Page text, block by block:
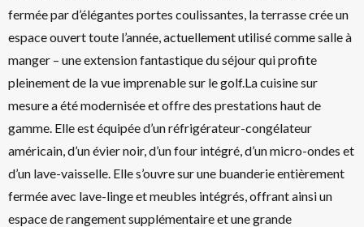
fermée par d’élégantes portes coulissantes, la terrasse crée un
espace ouvert toute l’année, actuellement utilisé comme salle à
manger – une extension fantastique du séjour qui profite
pleinement de la vue imprenable sur le golf.La cuisine sur
mesure a été modernisée et offre des prestations haut de
gamme. Elle est équipée d’un réfrigérateur-congélateur
américain, d’un évier noir, d’un four intégré, d’un micro-ondes et
d’un lave-vaisselle. Elle s’ouvre sur une buanderie entièrement
fermée avec lave-linge et meubles intégrés, offrant ainsi un
espace de rangement supplémentaire et une grande